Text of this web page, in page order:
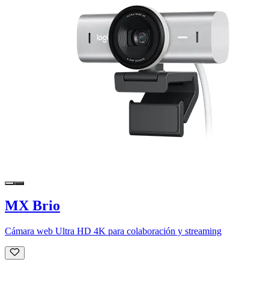
MX Brio
Cámara web Ultra HD 4K para colaboración y streaming